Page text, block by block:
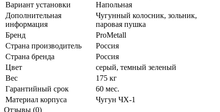
Вариант установки
Напольная
Дополнительная
информация
Чугунный колосник, зольник,
паровая пушка
Бренд
ProMetall
Страна производитель
Россия
Страна бренда
Россия
Цвет
серый, темный зеленый
Вес
175 кг
Гарантийный срок
60 мес.
Материал корпуса
Чугун ЧХ-1
Отзывы (0)